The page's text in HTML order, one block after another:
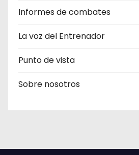
Informes de combates
La voz del Entrenador
Punto de vista
Sobre nosotros